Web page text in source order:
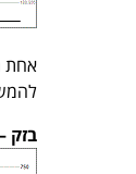
להמשך עלייה
בזק –